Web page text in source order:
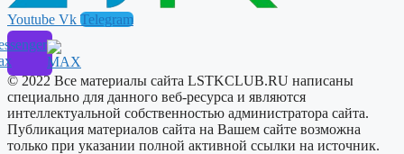
Youtube Vk Telegram
© 2022 Все материалы сайта LSTKCLUB.RU написаны
специально для данного веб-ресурса и являются
интеллектуальной собственностью администратора сайта.
Публикация материалов сайта на Вашем сайте возможна
только при указании полной активной ссылки на источник.